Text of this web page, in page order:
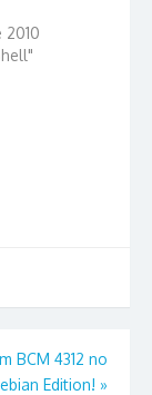
2010
BCM 4312 no
Edition! »